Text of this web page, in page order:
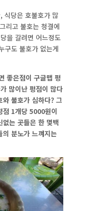
식당은 호불호가 많
리고 불호는 청결에
을 갈려면 어느정도
구도 불호가 없는게
좋은점이 구글맵 평
많이난 평점이 많다
불호가 심하다? 그
점 1개당 5000원이
는 곳들은 한 몇백
분노가 느껴지는